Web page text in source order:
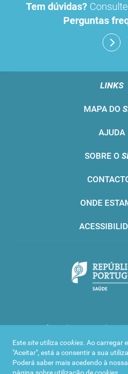
Estesite utiliza cookies. Ao carregar
"Aceitar", está a consentir a sua
Poderá saber mais acedendo à nossa
Tem dúvidas?
Perguntas
LINKS
MAPA DO
AJUDA
SOBRE O
ONDE
Infarmed © 2016. Todos os